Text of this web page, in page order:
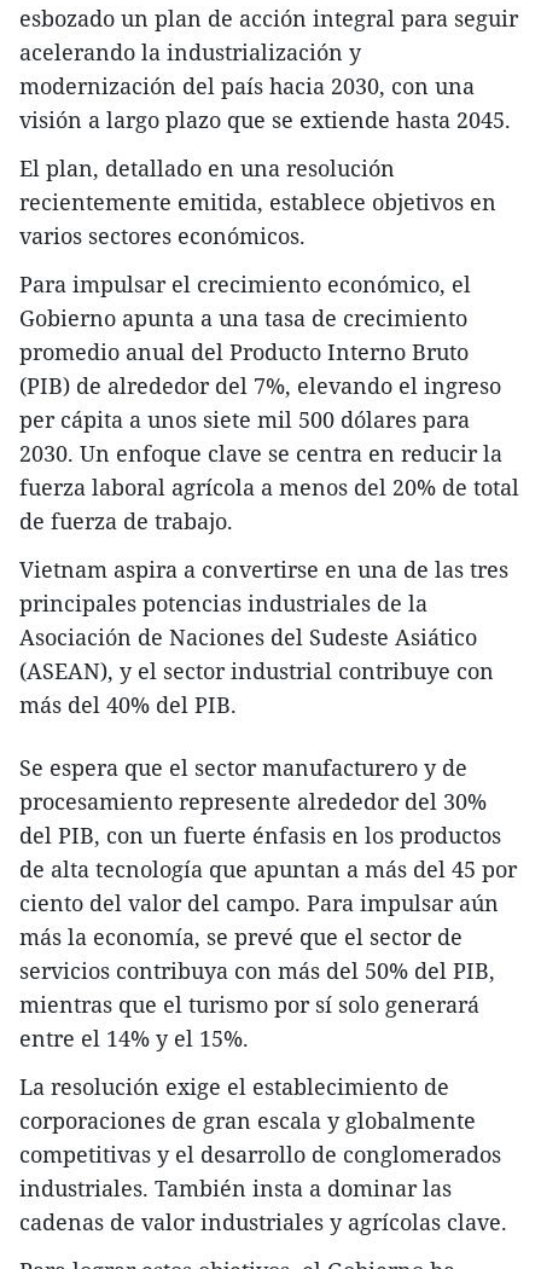
esbozado un plan de acción integral para seguir
acelerando la industrialización y
modernización del país hacia 2030, con una
visión a largo plazo que se extiende hasta 2045.
El plan, detallado en una resolución
recientemente emitida, establece objetivos en
varios sectores económicos.
Para impulsar el crecimiento económico, el
Gobierno apunta a una tasa de crecimiento
promedio anual del Producto Interno Bruto
(PIB) de alrededor del 7%, elevando el ingreso
per cápita a unos siete mil 500 dólares para
2030. Un enfoque clave se centra en reducir la
fuerza laboral agrícola a menos del 20% de total
de fuerza de trabajo.
Vietnam aspira a convertirse en una de las tres
principales potencias industriales de la
Asociación de Naciones del Sudeste Asiático
(ASEAN), y el sector industrial contribuye con
más del 40% del PIB.
Se espera que el sector manufacturero y de
procesamiento represente alrededor del 30%
del PIB, con un fuerte énfasis en los productos
de alta tecnología que apuntan a más del 45 por
ciento del valor del campo. Para impulsar aún
más la economía, se prevé que el sector de
servicios contribuya con más del 50% del PIB,
mientras que el turismo por sí solo generará
entre el 14% y el 15%.
La resolución exige el establecimiento de
corporaciones de gran escala y globalmente
competitivas y el desarrollo de conglomerados
industriales. También insta a dominar las
cadenas de valor industriales y agrícolas clave.